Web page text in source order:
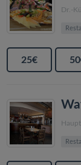
Dr.-
25€